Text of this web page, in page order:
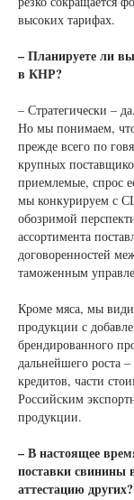
высоких тарифах.
– Планируете ли
в КНР?
– Стратегически –
Но мы понимаем,
прежде всего по
крупных
приемлемые, спрос
мы конкурируем с
обозримой
ассортимента
договоренностей
таможенным
Кроме мяса, мы
продукции с
брендированного
дальнейшего роста
кредитов, части
Российским
продукции.
– В настоящее
поставки свинины
аттестацию других?